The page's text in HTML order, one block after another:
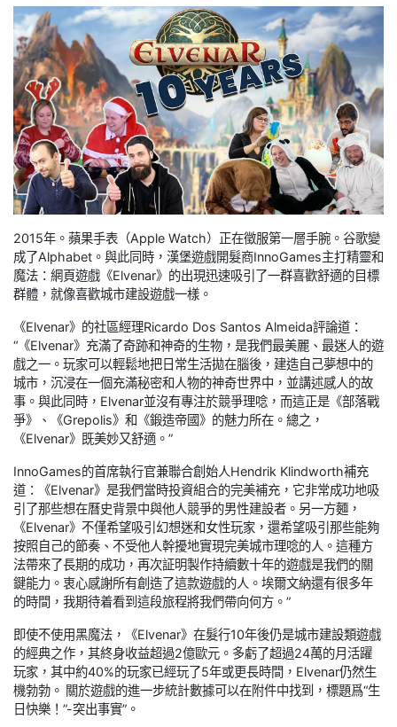
2015年。蘋果手表（Apple Watch）正在徵服第一層手腕。谷歌變
成了Alphabet。與此同時，漢堡遊戲開髮商InnoGames主打精靈和
魔法：網頁遊戲《Elvenar》的出現迅速吸引了一群喜歡舒適的目標
群體，就像喜歡城市建設遊戲一樣。
《Elvenar》的社區經理Ricardo Dos Santos Almeida評論道：
“《Elvenar》充滿了奇跡和神奇的生物，是我們最美麗、最迷人的遊
戲之一。玩家可以輕鬆地把日常生活拋在腦後，建造自己夢想中的
城市，沉浸在一個充滿秘密和人物的神奇世界中，並講述感人的故
事。與此同時，Elvenar並沒有專注於競爭理唸，而這正是《部落戰
爭》、《Grepolis》和《鍛造帝國》的魅力所在。總之，
《Elvenar》既美妙又舒適。”
InnoGames的首席執行官兼聯合創始人Hendrik Klindworth補充
道：《Elvenar》是我們當時投資組合的完美補充，它非常成功地吸
引了那些想在曆史背景中與他人競爭的男性建設者。另一方麵，
《Elvenar》不僅希望吸引幻想迷和女性玩家，還希望吸引那些能夠
按照自己的節奏、不受他人幹擾地實現完美城市理唸的人。這種方
法帶來了長期的成功，再次証明製作持續數十年的遊戲是我們的關
鍵能力。衷心感謝所有創造了這款遊戲的人。埃爾文納還有很多年
的時間，我期待着看到這段旅程將我們帶向何方。”
即使不使用黑魔法，《Elvenar》在髮行10年後仍是城市建設類遊戲
的經典之作，其終身收益超過2億歐元。多虧了超過24萬的月活躍
玩家，其中約40%的玩家已經玩了5年或更長時間，Elvenar仍然生
機勃勃。 關於遊戲的進一步統計數據可以在附件中找到，標題爲“生
日快樂！”-突出事實”。